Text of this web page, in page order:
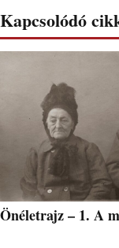
Kapcsolódó
Önéletrajz – 1. A